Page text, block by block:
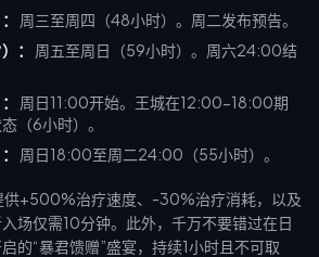
周三至周四（48小时）。周二发布预告。
：
周五至周日（59小时）。周六24:00结
周日11:00开始。王城在12:00-18:00期
（6小时）。
周日18:00至周二24:00（55小时）。
供+500%治疗速度、-30%治疗消耗，以及
场仅需10分钟。此外，千万不要错过在日
的“暴君馈赠”盛宴，持续1小时且不可取